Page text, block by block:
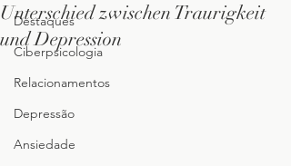
Destaques
Ciberpsicologia
Relacionamentos
Depressão
Ansiedade
Unterschied zwischen Traurigkeit
und Depression